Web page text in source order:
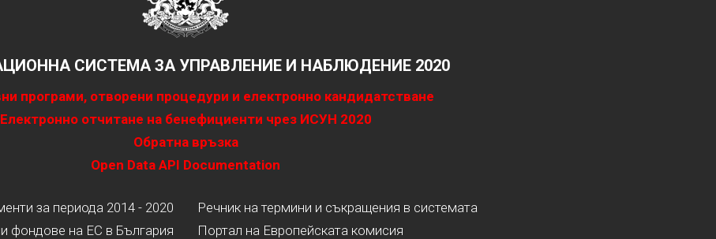
СИСТЕМА ЗА УПРАВЛЕНИЕ И НАБЛЮДЕНИЕ 2020
програми, отворени процедури и електронно кандидатстване
Електронно отчитане на бенефициенти чрез ИСУН 2020
Обратна връзка
Open Data API Documentation
за периода 2014 - 2020
фондове на ЕС в България
Речник на термини и съкращения в системата
Портал на Европейската комисия